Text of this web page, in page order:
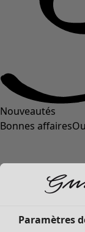
Nouveautés
Bonnes affaires
Paramètres